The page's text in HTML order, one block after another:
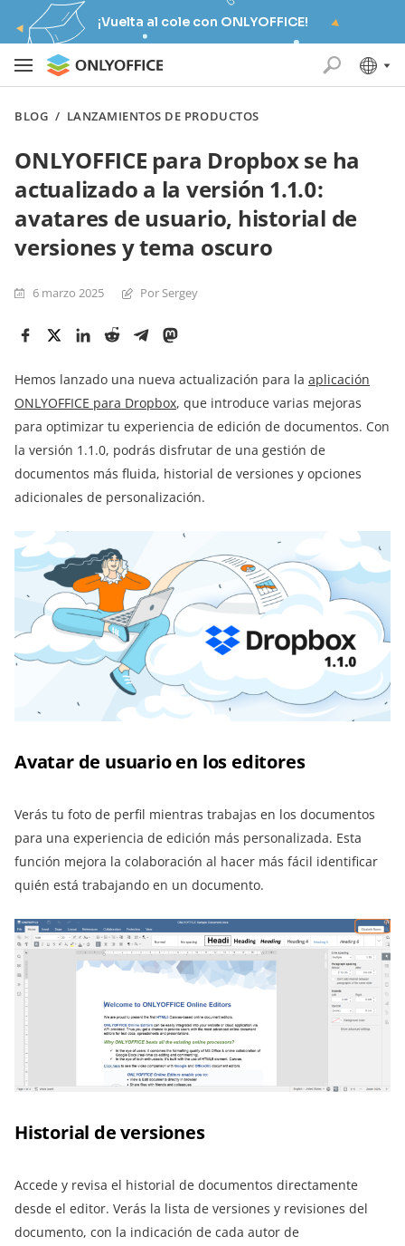
¡Vuelta al cole con ONLYOFFICE!
BLOG / LANZAMIENTOS DE PRODUCTOS
ONLYOFFICE para Dropbox se ha
actualizado a la versión 1.1.0:
avatares de usuario, historial de
versiones y tema oscuro
6 marzo 2025 Por Sergey
Hemos lanzado una nueva actualización para la aplicación
ONLYOFFICE para Dropbox, que introduce varias mejoras
para optimizar tu experiencia de edición de documentos. Con
la versión 1.1.0, podrás disfrutar de una gestión de
documentos más fluida, historial de versiones y opciones
adicionales de personalización.
Avatar de usuario en los editores
Verás tu foto de perfil mientras trabajas en los documentos
para una experiencia de edición más personalizada. Esta
función mejora la colaboración al hacer más fácil identificar
quién está trabajando en un documento.
Historial de versiones
Accede y revisa el historial de documentos directamente
desde el editor. Verás la lista de versiones y revisiones del
documento, con la indicación de cada autor de